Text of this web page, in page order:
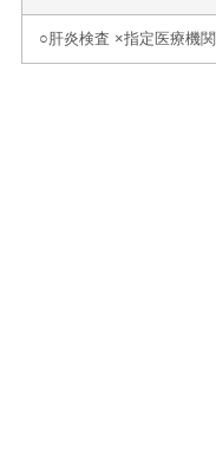
○肝炎検査 ×指定医療機関